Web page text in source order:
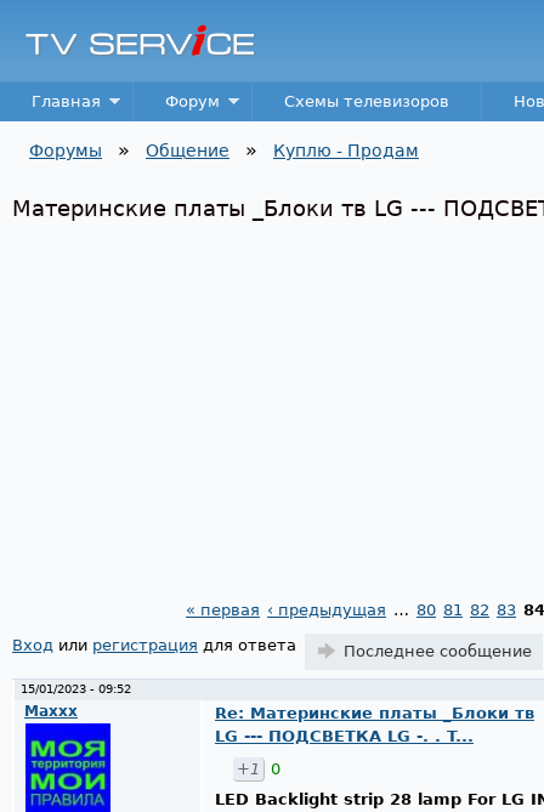
TV
Service
Main menu
Главная Форум Схемы телевизоров
Форумы » Общение » Куплю - Продам
Материнские платы _Блоки тв LG ---
Страницы
« первая ‹ предыдущая … 80 81 82 83 84
Вход или регистрация для ответа Последнее сообщение
15/01/2023 - 09:52
Maxxx
Re: Материнские платы _Блоки тв
LG --- ПОДСВЕТКА LG -. . T...
+1
0
LED Backlight strip 28 lamp For LG